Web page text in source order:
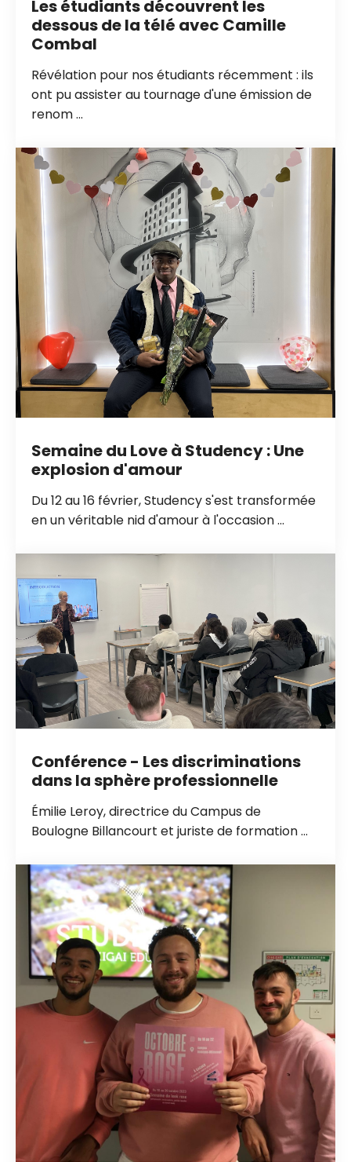
Les étudiants découvrent les
dessous de la télé avec Camille
Combal
Révélation pour nos étudiants récemment : ils
ont pu assister au tournage d'une émission de
renom ...
Semaine du Love à Studency : Une
explosion d'amour
Du 12 au 16 février, Studency s'est transformée
en un véritable nid d'amour à l'occasion ...
Conférence - Les discriminations
dans la sphère professionnelle
Émilie Leroy, directrice du Campus de
Boulogne Billancourt et juriste de formation ...